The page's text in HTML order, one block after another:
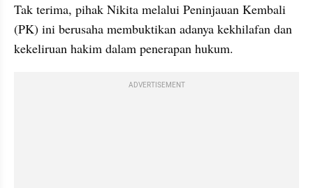
Tak terima, pihak Nikita melalui Peninjauan Kembali
(PK) ini berusaha membuktikan adanya kekhilafan dan
kekeliruan hakim dalam penerapan hukum.
ADVERTISEMENT